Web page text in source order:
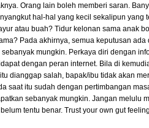
Orang lain boleh memberi saran.
hal-hal yang kecil sekalipun yang
atau buah? Tidur kelonan sama anak
Pada akhirnya, semua keputusan
mungkin. Perkaya diri dengan
dengan peran internet. Bila di
dianggap salah, bapak/ibu tidak akan
saat itu sudah dengan pertimbangan
sebanyak mungkin. Jangan melulu
tentu benar. Trust your own gut